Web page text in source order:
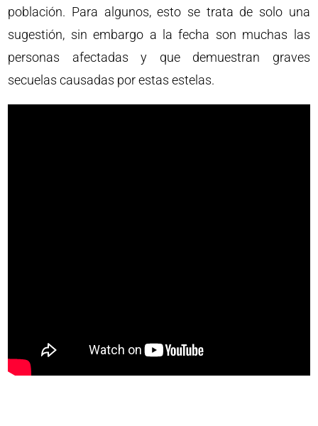
población. Para algunos, esto se trata de solo una
sugestión, sin embargo a la fecha son muchas las
personas afectadas y que demuestran graves
secuelas causadas por estas estelas.